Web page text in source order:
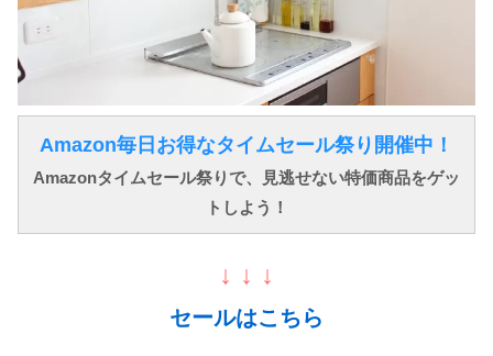
Amazon毎日お得なタイムセール祭り開催中！
Amazonタイムセール祭りで、見逃せない特価商品をゲッ
トしよう！
↓ ↓ ↓
セールはこちら